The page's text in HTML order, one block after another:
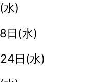
水)
日(水)
日(水)